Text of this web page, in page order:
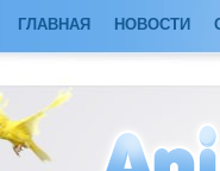
ГЛАВНАЯ НОВОСТИ